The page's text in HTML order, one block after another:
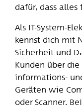
dafür, dass
Als IT-System-
kennst dich mit
Sicherheit und
Kunden über
informations-
Geräten wie
oder Scanner.